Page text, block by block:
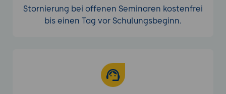
Stornierung bei offenen Seminaren kostenfrei
bis einen Tag vor Schulungsbeginn.